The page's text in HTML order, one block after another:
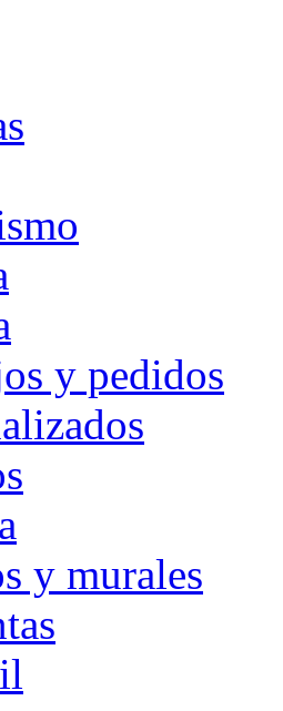
y pedidos
y murales